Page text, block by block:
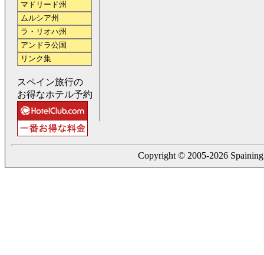
マドリード州
ムルシア州
ラ・リオハ州
アンドラ公国
リンク集
スペイン旅行の
お得なホテル予約
Copyright © 2005-2026